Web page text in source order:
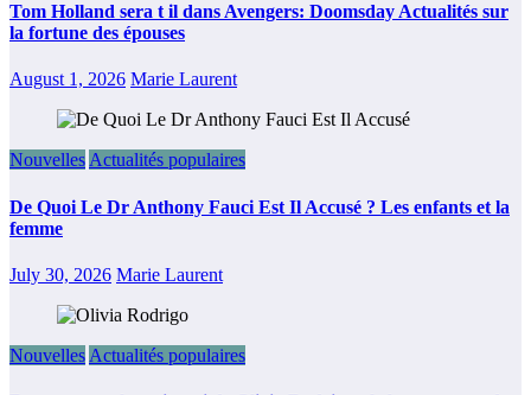
Tom Holland sera t il dans Avengers: Doomsday Actualités sur
la fortune des épouses
August 1, 2026 Marie Laurent
Nouvelles Actualités populaires
De Quoi Le Dr Anthony Fauci Est Il Accusé ? Les enfants et la
femme
July 30, 2026 Marie Laurent
Nouvelles Actualités populaires